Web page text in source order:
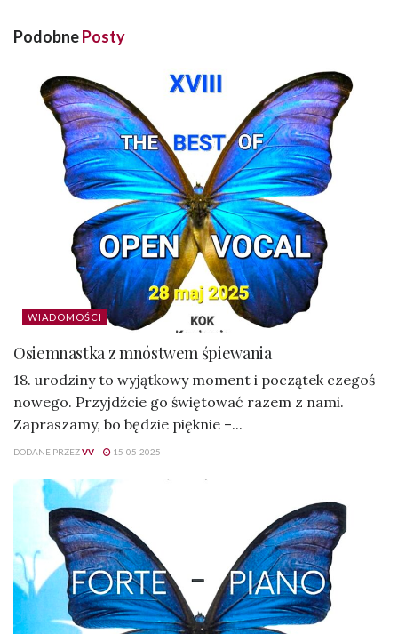
PodobnePosty
WIADOMOŚCI
Osiemnastka z mnóstwem śpiewania
18. urodziny to wyjątkowy moment i początek czegoś
nowego. Przyjdźcie go świętować razem z nami.
Zapraszamy, bo będzie pięknie –...
DODANE PRZEZVV 15-05-2025